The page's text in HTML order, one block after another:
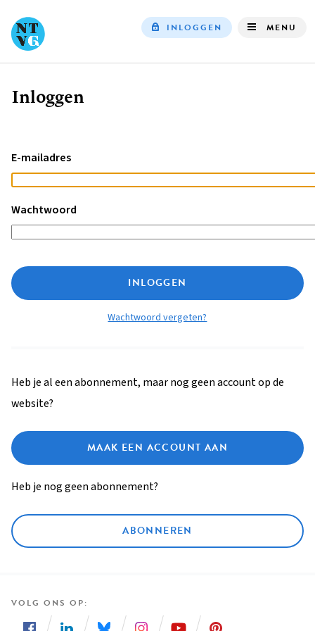
INLOGGEN MENU
Kruimelpad
Inloggen
E-mailadres
Wachtwoord
INLOGGEN
Wachtwoord vergeten?
Heb je al een abonnement, maar nog geen account op de
website?
MAAK EEN ACCOUNT AAN
Heb je nog geen abonnement?
ABONNEREN
VOLG ONS OP